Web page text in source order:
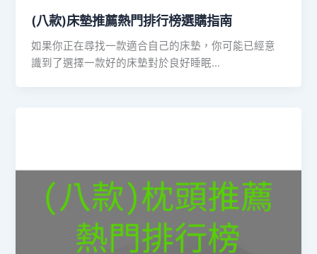
(八款)床墊推薦熱門排行榜選購指南
如果你正在尋找一款適合自己的床墊，你可能已經意
識到了選擇一款好的床墊對於良好睡眠…